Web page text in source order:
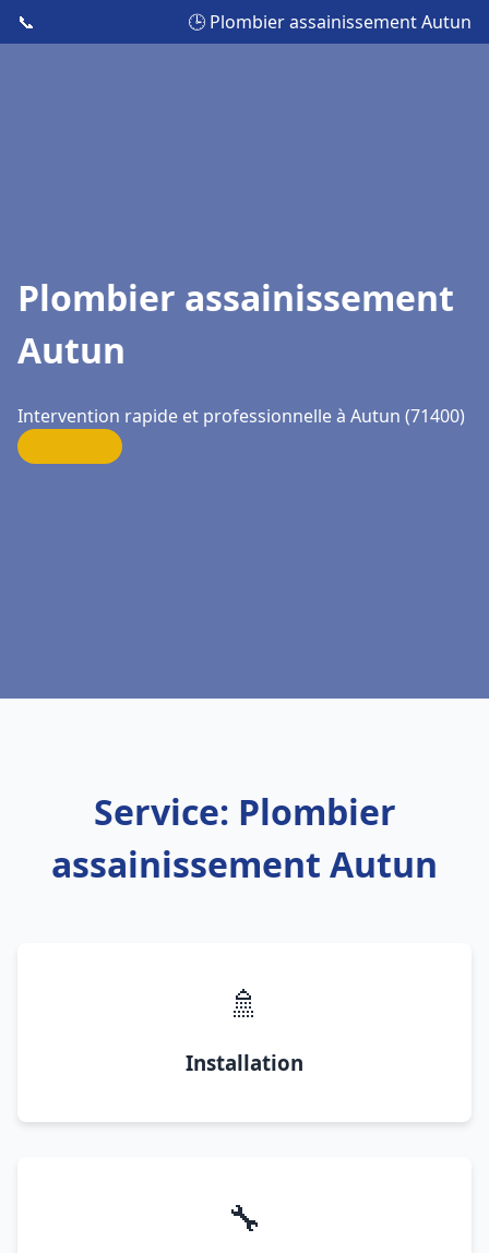
📞 🕒 Plombier assainissement Autun
Plombier assainissement
Autun
Intervention rapide et professionnelle à Autun (71400)
Service: Plombier
assainissement Autun
🚿
Installation
🔧